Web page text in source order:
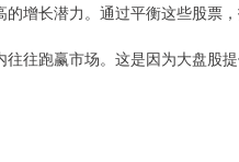
增长潜力。通过平衡这些股票
往跑赢市场。这是因为大盘股